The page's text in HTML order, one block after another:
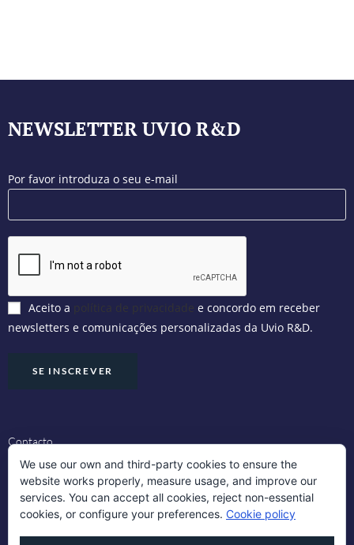
NEWSLETTER UVIO R&D
Por favor introduza o seu e-mail
Aceito a
e concordo em receber
newsletters e comunicações personalizadas da Uvio R&D.
Contacto
Aviso Legal
We use our own and third-party cookies to ensure the
website works properly, measure usage, and improve our
services. You can accept all cookies, reject non-essential
cookies, or configure your preferences. Cookie policy